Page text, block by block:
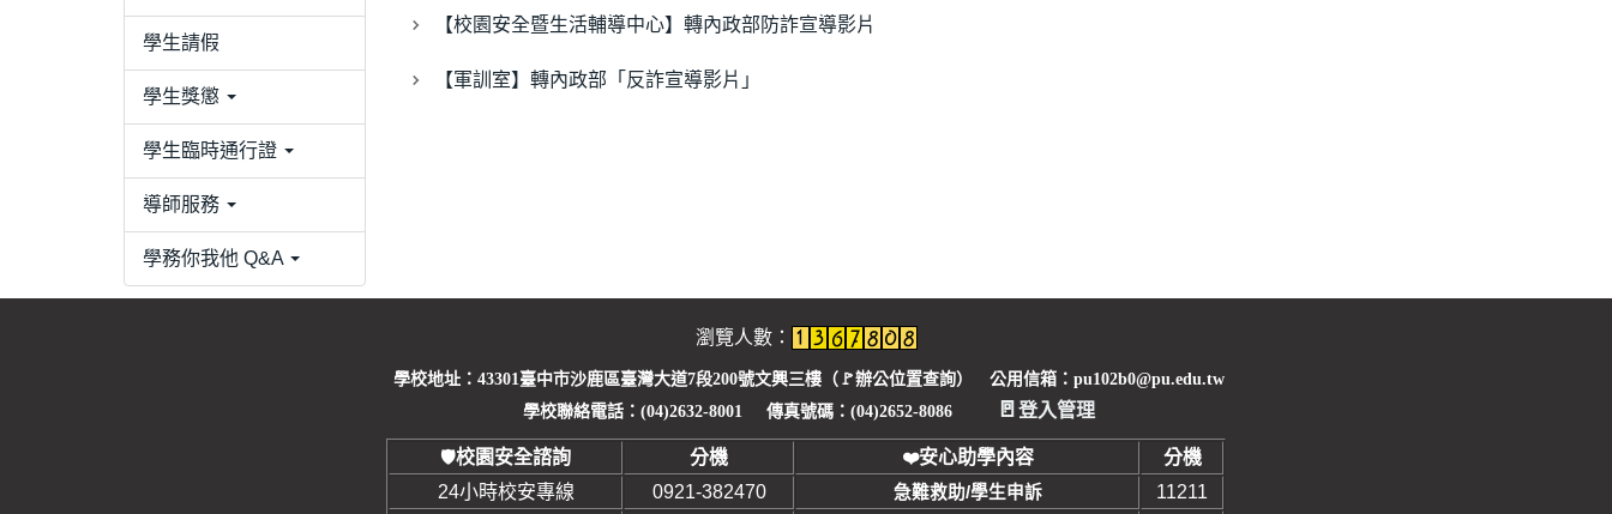
學生請假
學生獎懲
學生臨時通行證
導師服務
學務你我他 Q&A
【校園安全暨生活輔導中心】轉內政部防詐宣導影片
【軍訓室】轉內政部「反詐宣導影片」
瀏覽人數：
學校地址：43301臺中市沙鹿區臺灣大道7段200號文興三樓（🚩辦公位置查詢） 公用信箱：pu102b0@pu.edu.tw
學校聯絡電話：(04)2632-8001 傳真號碼：(04)2652-8086
🚪登入管理
🛡️校園安全諮詢 分機 ❤安心助學內容
分機
24小時校安專線
0921-382470 急難救助/學生申訴 11211